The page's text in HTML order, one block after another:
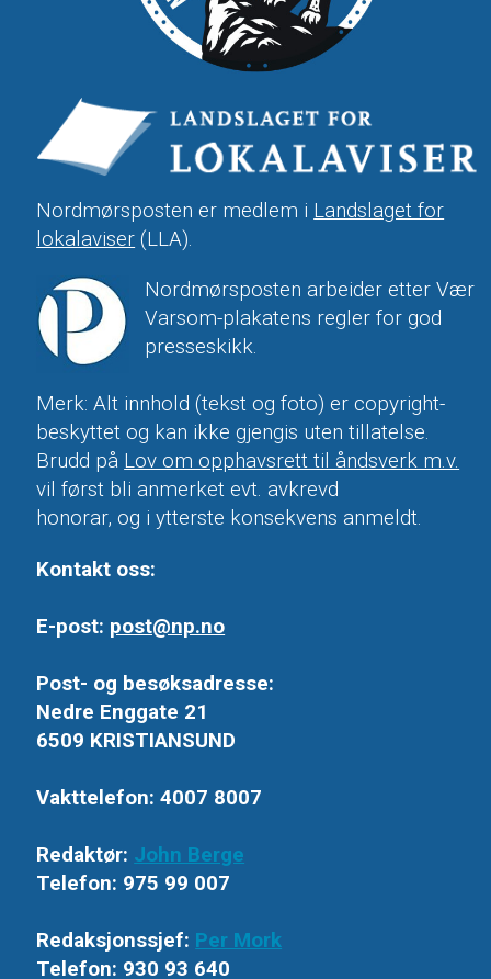
Nordmørsposten er medlem i Landslaget for
lokalaviser (LLA).
Nordmørsposten arbeider etter Vær
Varsom-plakatens regler for god
presseskikk.
Merk: Alt innhold (tekst og foto) er copyright-
beskyttet og kan ikke gjengis uten tillatelse.
Brudd på Lov om opphavsrett til åndsverk m.v.
vil først bli anmerket evt. avkrevd
honorar, og i ytterste konsekvens anmeldt.
Kontakt oss:
E-post: post@np.no
Post- og besøksadresse:
Nedre Enggate 21
6509 KRISTIANSUND
Vakttelefon: 4007 8007
Redaktør: John Berge
Telefon: 975 99 007
Redaksjonssjef: Per Mork
Telefon: 930 93 640